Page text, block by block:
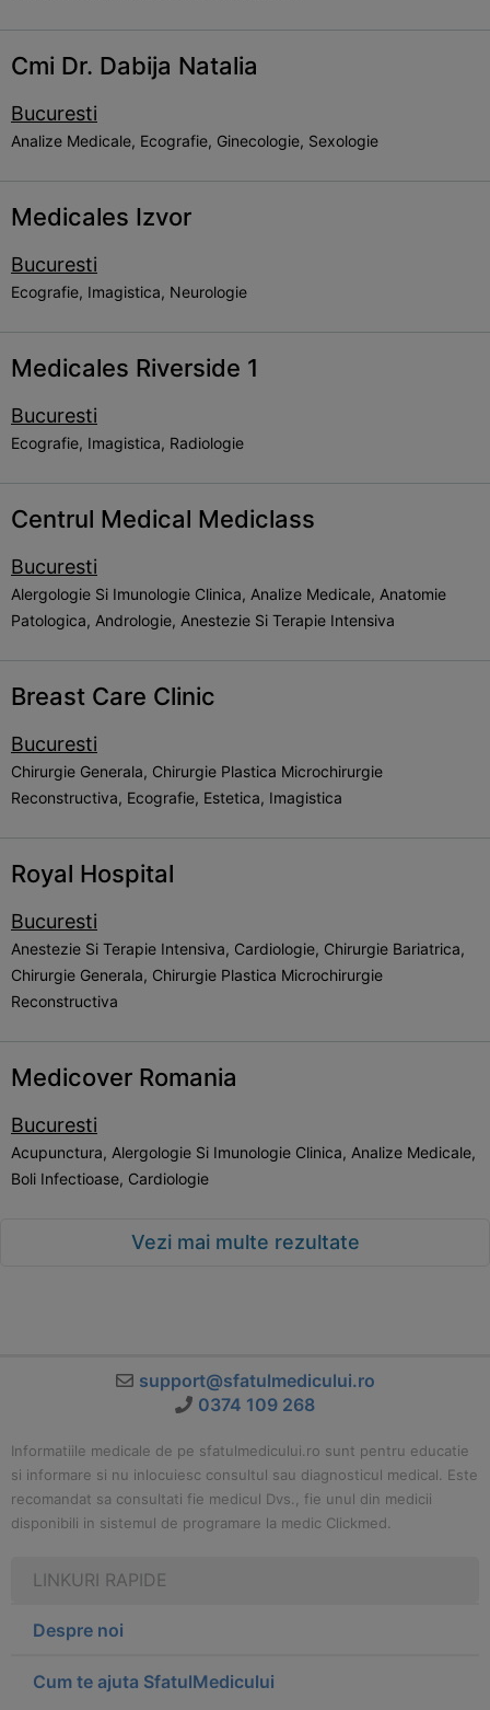
Cmi Dr. Dabija Natalia
Bucuresti
Analize Medicale, Ecografie, Ginecologie, Sexologie
Medicales Izvor
Bucuresti
Ecografie, Imagistica, Neurologie
Medicales Riverside 1
Bucuresti
Ecografie, Imagistica, Radiologie
Centrul Medical Mediclass
Bucuresti
Alergologie Si Imunologie Clinica, Analize Medicale, Anatomie
Patologica, Andrologie, Anestezie Si Terapie Intensiva
Breast Care Clinic
Bucuresti
Chirurgie Generala, Chirurgie Plastica Microchirurgie
Reconstructiva, Ecografie, Estetica, Imagistica
Royal Hospital
Bucuresti
Anestezie Si Terapie Intensiva, Cardiologie, Chirurgie Bariatrica,
Chirurgie Generala, Chirurgie Plastica Microchirurgie
Reconstructiva
Medicover Romania
Bucuresti
Acupunctura, Alergologie Si Imunologie Clinica, Analize Medicale,
Boli Infectioase, Cardiologie
Vezi mai multe rezultate
support@sfatulmedicului.ro
0374 109 268
Informatiile medicale de pe sfatulmedicului.ro sunt pentru educatie
si informare si nu inlocuiesc consultul sau diagnosticul medical. Este
recomandat sa consultati fie medicul Dvs., fie unul din medicii
disponibili in sistemul de programare la medic Clickmed.
LINKURI RAPIDE
Despre noi
Cum te ajuta SfatulMedicului